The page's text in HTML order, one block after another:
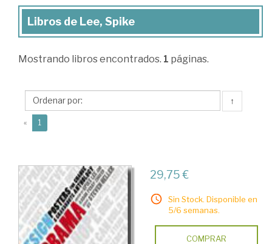
Libros
Lee,
Libros de Lee, Spike
Mostrando libros encontrados. 1 páginas.
↑
« 1
29,75 €
Sin Stock. Disponible en
5/6 semanas.
COMPRAR